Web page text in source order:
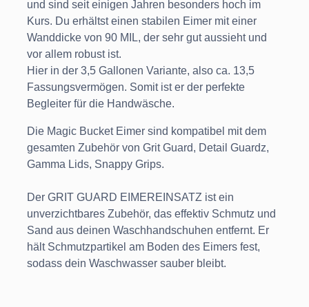
und sind seit einigen Jahren besonders hoch im
Kurs. Du erhältst einen stabilen Eimer mit einer
Wanddicke von 90 MIL, der sehr gut aussieht und
vor allem robust ist.
Hier in der 3,5 Gallonen Variante, also ca. 13,5
Fassungsvermögen. Somit ist er der perfekte
Begleiter für die Handwäsche.
Die Magic Bucket Eimer sind kompatibel mit dem
gesamten Zubehör von Grit Guard, Detail Guardz,
Gamma Lids, Snappy Grips.
Der GRIT GUARD EIMEREINSATZ ist ein
unverzichtbares Zubehör, das effektiv Schmutz und
Sand aus deinen Waschhandschuhen entfernt. Er
hält Schmutzpartikel am Boden des Eimers fest,
sodass dein Waschwasser sauber bleibt.